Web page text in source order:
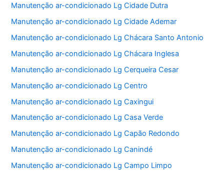
Manutenção ar-condicionado Lg Cidade Dutra
Manutenção ar-condicionado Lg Cidade Ademar
Manutenção ar-condicionado Lg Chácara Santo Antonio
Manutenção ar-condicionado Lg Chácara Inglesa
Manutenção ar-condicionado Lg Cerqueira Cesar
Manutenção ar-condicionado Lg Centro
Manutenção ar-condicionado Lg Caxingui
Manutenção ar-condicionado Lg Casa Verde
Manutenção ar-condicionado Lg Capão Redondo
Manutenção ar-condicionado Lg Canindé
Manutenção ar-condicionado Lg Campo Limpo